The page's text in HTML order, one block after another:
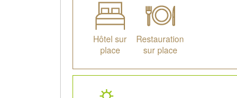
Hôtel sur
place
Restauration
sur place